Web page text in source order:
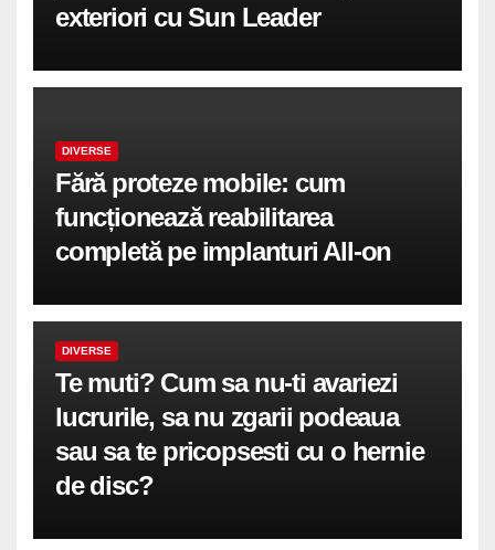
exteriori cu Sun Leader
DIVERSE
Fără proteze mobile: cum
funcționează reabilitarea
completă pe implanturi All-on
DIVERSE
Te muti? Cum sa nu-ti avariezi
lucrurile, sa nu zgarii podeaua
sau sa te pricopsesti cu o hernie
de disc?